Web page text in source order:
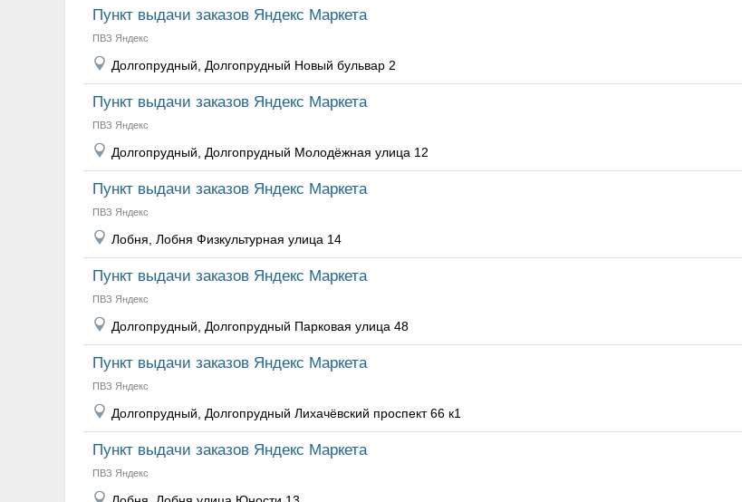
Пункт выдачи заказов Яндекс Маркета
ПВЗ Яндекс
Долгопрудный, Долгопрудный Новый бульвар 2
Пункт выдачи заказов Яндекс Маркета
ПВЗ Яндекс
Долгопрудный, Долгопрудный Молодёжная улица 12
Пункт выдачи заказов Яндекс Маркета
ПВЗ Яндекс
Лобня, Лобня Физкультурная улица 14
Пункт выдачи заказов Яндекс Маркета
ПВЗ Яндекс
Долгопрудный, Долгопрудный Парковая улица 48
Пункт выдачи заказов Яндекс Маркета
ПВЗ Яндекс
Долгопрудный, Долгопрудный Лихачёвский проспект 66 к1
Пункт выдачи заказов Яндекс Маркета
ПВЗ Яндекс